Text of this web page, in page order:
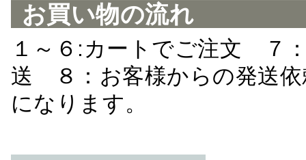
お買い物の流れ
１～６:カートでご注文 ７
送 ８：お客様からの発送
になります。